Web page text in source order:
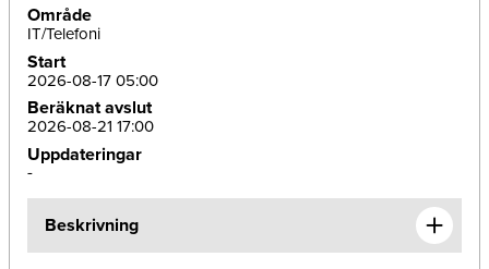
Område
IT/Telefoni
Start
2026-08-17 05:00
Beräknat avslut
2026-08-21 17:00
Uppdateringar
-
Beskrivning